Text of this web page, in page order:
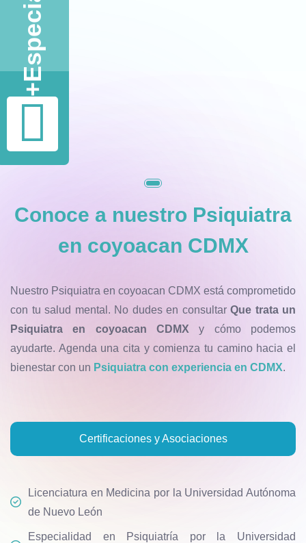
+
Conoce a nuestro Psiquiatra
en coyoacan CDMX
Nuestro Psiquiatra en coyoacan CDMX está comprometido
con tu salud mental. No dudes en consultar Que trata un
Psiquiatra en coyoacan CDMX y cómo podemos
ayudarte. Agenda una cita y comienza tu camino hacia el
bienestar con un Psiquiatra con experiencia en CDMX.
Certificaciones y Asociaciones
Licenciatura en Medicina por la Universidad Autónoma
de Nuevo León
Especialidad en Psiquiatría por la Universidad